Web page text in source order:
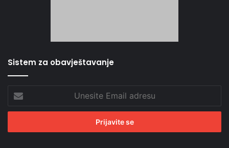
Sistem za obavještavanje
Email
adresu